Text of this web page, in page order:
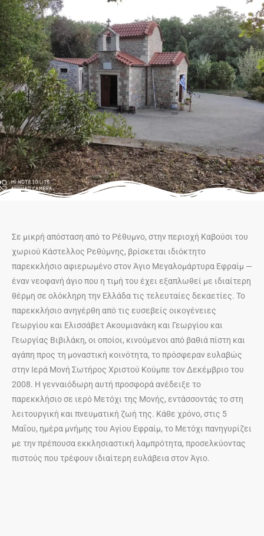
Σε μικρή απόσταση από το Ρέθυμνο, στην περιοχή Καβούσι του
χωριού Κάστελλος Ρεθύμνης, βρίσκεται ιδιόκτητο
παρεκκλήσιο αφιερωμένο στον Άγιο Μεγαλομάρτυρα Εφραίμ —
έναν νεοφανή άγιο που η τιμή του έχει εξαπλωθεί με ιδιαίτερη
θέρμη σε ολόκληρη την Ελλάδα τις τελευταίες δεκαετίες. Το
παρεκκλήσιο ανηγέρθη από τις ευσεβείς οικογένειες
Γεωργίου και Ελισσάβετ Ακουμιανάκη και Γεωργίου και
Γεωργίας Βιβιλάκη, οι οποίοι, κινούμενοι από βαθιά πίστη και
αγάπη προς τη μοναστική κοινότητα, το πρόσφεραν ευλαβώς
στην Ιερά Μονή Σωτήρος Χριστού Κούμπε τον Δεκέμβριο του
2008. Η γενναιόδωρη αυτή προσφορά ανέδειξε το
παρεκκλήσιο σε ιερό Μετόχι της Μονής, εντάσσοντάς το στη
λειτουργική και πνευματική ζωή της. Κάθε χρόνο, στις 5
Μαΐου, ημέρα μνήμης του Αγίου Εφραίμ, το Μετόχι πανηγυρίζει
με την πρέπουσα εκκλησιαστική λαμπρότητα, προσελκύοντας
πιστούς που τρέφουν ιδιαίτερη ευλάβεια στον Άγιο.